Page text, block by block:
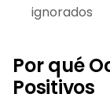
ignorados
Por qué
Positivos